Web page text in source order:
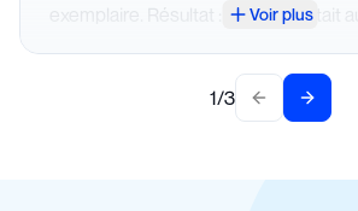
exemplaire. Résultat : le garage était
quand j’ai besoin d’eux, ils sont
réactifs et efficaces. Un vrai
Voir plus
1/3 Previous slide
Next